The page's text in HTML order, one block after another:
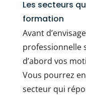
Les secteurs
formation
Avant
professionnelle
d’abord vos
Vous pourrez
secteur qui